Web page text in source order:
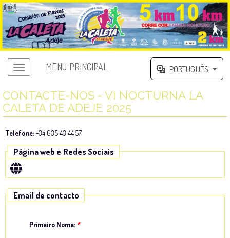
MENU PRINCIPAL PORTUGUÊS
CONTACTE-NOS - VI NOCTURNA LA
CALETA DE ADEJE 2025
Telefone:+34 635 43 44 57
Página web e Redes Sociais
Email de contacto
Primeiro Nome:*